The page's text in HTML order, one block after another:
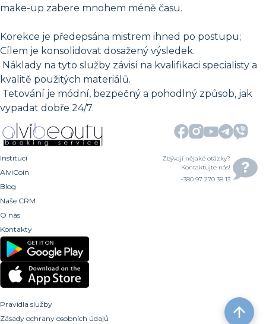
make-up zabere mnohem méně času.
Korekce je předepsána mistrem ihned po postupu;
Cílem je konsolidovat dosažený výsledek.
Náklady na tyto služby závisí na kvalifikaci specialisty a
kvalitě použitých materiálů.
Tetování je módní, bezpečný a pohodlný způsob, jak
vypadat dobře 24/7.
Institucí
AlviCoin
Blog
Naše CRM
O nás
Kontakty
Zbývají nějaké otázky?
Kontaktujte nás!
+380 97 270 38 13
Pravidla služby
Zásady ochrany osobních údajů